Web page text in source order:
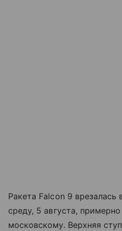
Ракета Falcon 9 врезалась
среду, 5 августа,
московскому. Верхняя